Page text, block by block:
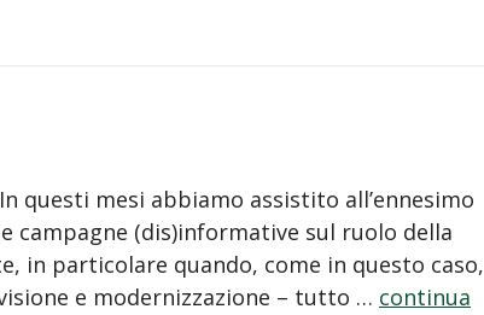
questi mesi abbiamo assistito all’ennesimo
campagne (dis)informative sul ruolo della
in particolare quando, come in questo caso,
e modernizzazione – tutto … continua